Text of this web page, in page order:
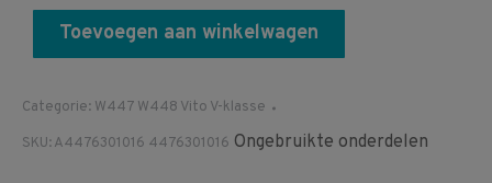
Toevoegen aan winkelwagen
Categorie: W447 W448 Vito V-klasse
SKU:A4476301016 4476301016 Ongebruikte onderdelen